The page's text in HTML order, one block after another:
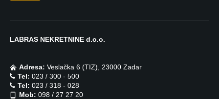
LABRAS NEKRETNINE d.o.o.
Adresa: Veslačka 6 (TIZ), 23000 Zadar
Tel: 023 / 300 - 500
Tel: 023 / 318 - 028
Mob: 098 / 27 27 20